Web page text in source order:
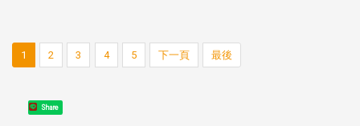
1 2 3 4 5 下一頁 最後
Share